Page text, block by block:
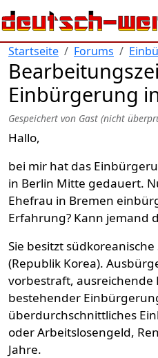
Direkt zum Inhalt
Startseite Forums
Einbürgerung
Gespeichert von Gast (nicht
Hallo,
bei mir hat das
in Berlin Mitte gedauert.
Ehefrau in Bremen
Erfahrung? Kann jemand
Sie besitzt
(Republik Korea).
vorbestraft, ausreichende
bestehender
überdurchschnittliches
oder Arbeitslosengeld,
Jahre.